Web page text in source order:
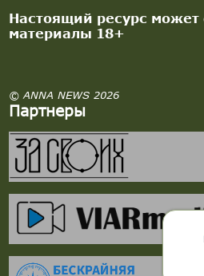
Настоящий ресурс может
материалы 18+
© ANNA NEWS 2026
Партнеры